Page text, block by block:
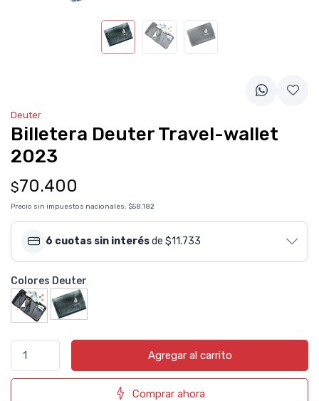
Deuter
Billetera Deuter Travel-wallet
2023
$70.400
Precio sin impuestos nacionales: $58.182
6 cuotas sin interésde $11.733
Colores Deuter
Agregar al carrito
Comprar ahora